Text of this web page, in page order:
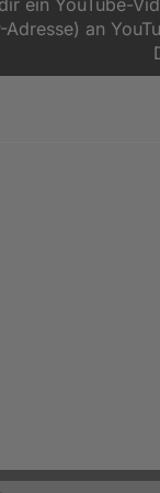
ein YouTube-
Adresse) an